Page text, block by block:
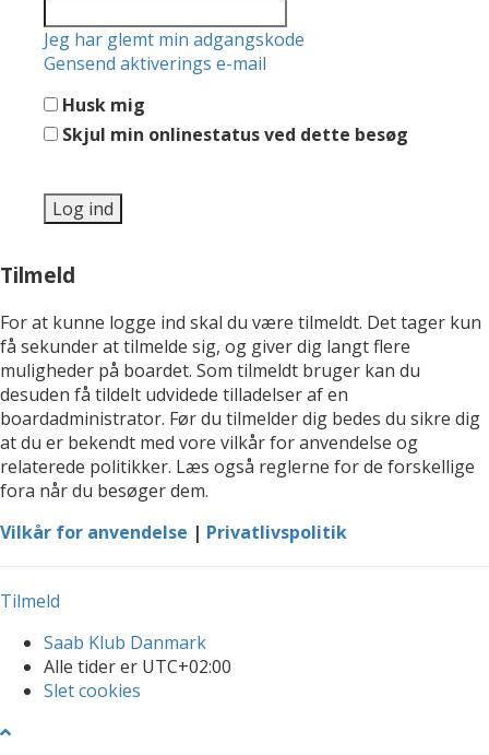
Jeg har glemt min adgangskode
Gensend aktiverings e-mail
Husk mig
Skjul min onlinestatus ved dette besøg
Tilmeld
For at kunne logge ind skal du være tilmeldt. Det tager kun
få sekunder at tilmelde sig, og giver dig langt flere
muligheder på boardet. Som tilmeldt bruger kan du
desuden få tildelt udvidede tilladelser af en
boardadministrator. Før du tilmelder dig bedes du sikre dig
at du er bekendt med vore vilkår for anvendelse og
relaterede politikker. Læs også reglerne for de forskellige
fora når du besøger dem.
Vilkår for anvendelse | Privatlivspolitik
Tilmeld
Saab Klub Danmark
Alle tider er UTC+02:00
Slet cookies